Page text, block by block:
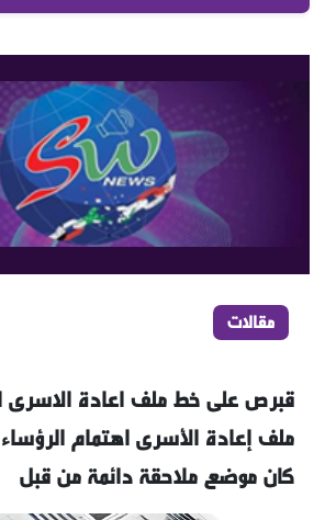
مقالات
قبرص على خط ملف اعادة الاسرى
ملف إعادة الأسرى اهتمام الرؤساء
كان موضع ملاحقة دائمة من قبل